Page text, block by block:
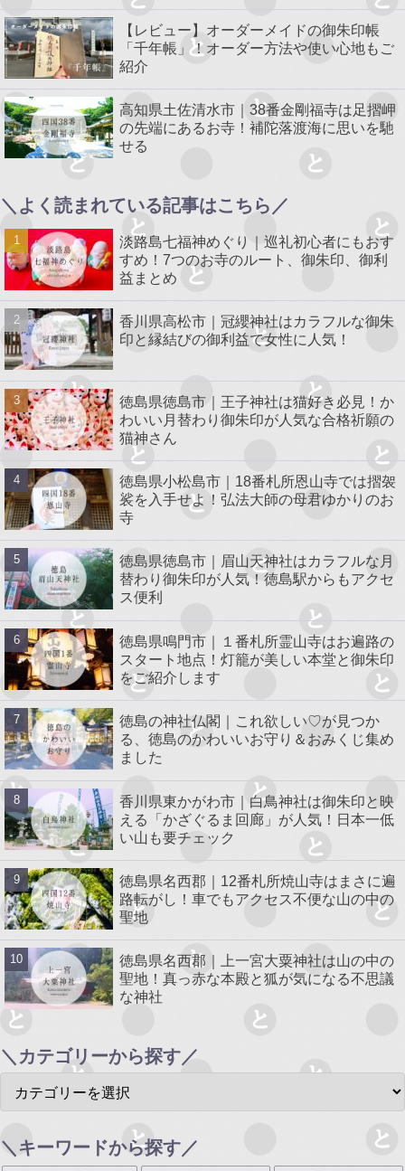
【レビュー】オーダーメイドの御朱印帳
「千年帳」！オーダー方法や使い心地もご
紹介
高知県土佐清水市｜38番金剛福寺は足摺岬
の先端にあるお寺！補陀落渡海に思いを馳
せる
＼よく読まれている記事はこちら／
淡路島七福神めぐり｜巡礼初心者にもおす
すめ！7つのお寺のルート、御朱印、御利
益まとめ
香川県高松市｜冠纓神社はカラフルな御朱
印と縁結びの御利益で女性に人気！
徳島県徳島市｜王子神社は猫好き必見！か
わいい月替わり御朱印が人気な合格祈願の
猫神さん
徳島県小松島市｜18番札所恩山寺では摺袈
裟を入手せよ！弘法大師の母君ゆかりのお
寺
徳島県徳島市｜眉山天神社はカラフルな月
替わり御朱印が人気！徳島駅からもアクセ
ス便利
徳島県鳴門市｜１番札所霊山寺はお遍路の
スタート地点！灯籠が美しい本堂と御朱印
をご紹介します
徳島の神社仏閣｜これ欲しい♡が見つか
る、徳島のかわいいお守り＆おみくじ集め
ました
香川県東かがわ市｜白鳥神社は御朱印と映
える「かざぐるま回廊」が人気！日本一低
い山も要チェック
徳島県名西郡｜12番札所焼山寺はまさに遍
路転がし！車でもアクセス不便な山の中の
聖地
徳島県名西郡｜上一宮大粟神社は山の中の
聖地！真っ赤な本殿と狐が気になる不思議
な神社
＼カテゴリーから探す／
＼キーワードから探す／